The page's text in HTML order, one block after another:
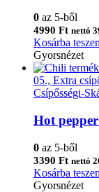
0 az 5-ből
4990 Ft nettó
Kosárba
Gyorsnézet
05., Extra
Csípősségi-
Hot
0 az 5-ből
3390 Ft nettó
Kosárba
Gyorsnézet